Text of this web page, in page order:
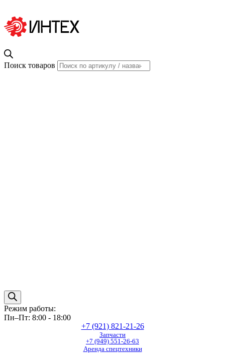
Поиск товаров
Режим работы:
Пн–Пт: 8:00 - 18:00
+7 (921) 821-21-26
Запчасти
+7 (949) 551-26-63
Аренда спецтехники